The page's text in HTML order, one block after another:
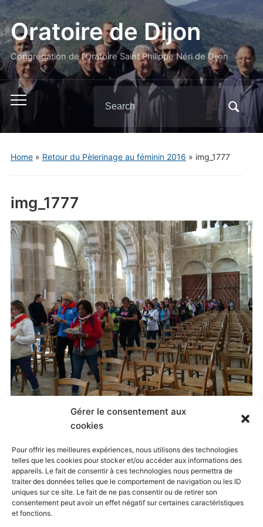
Gérer le consentement aux
cookies
Pour offrir les meilleures expériences, nous utilisons des technologies
telles que les cookies pour stocker et/ou accéder aux informations des
appareils. Le fait de consentir à ces technologies nous permettra de
traiter des données telles que le comportement de navigation ou les ID
uniques sur ce site. Le fait de ne pas consentir ou de retirer son
consentement peut avoir un effet négatif sur certaines caractéristiques
et fonctions.
Oratoire de Dijon
Congrégation de l'Oratoire Saint Philippe Néri de Dijon
Toggle
mobile
menu
Search
for:
Home» Retour du Pèlerinage au féminin 2016 » img_1777
img_1777
3 octobre 2016
Retour du Pèlerinage au féminin 2016. Both comments
and trackbacks are currently closed.
← Previous